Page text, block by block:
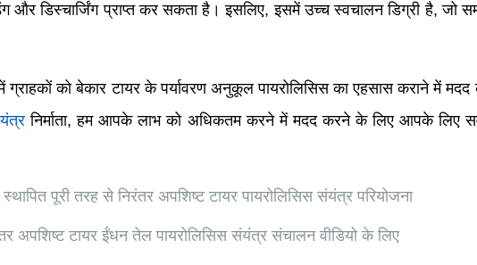
और डिस्चार्जिंग प्राप्त कर सकता है। इसलिए, इसमें उच्च स्वचालन डिग्री है, जो
को बेकार टायर के पर्यावरण अनुकूल पायरोलिसिस का एहसास कराने में
निर्माता, हम आपके लाभ को अधिकतम करने में मदद करने के लिए आपके लिए
स्थापित पूरी तरह से निरंतर अपशिष्ट टायर पायरोलिसिस संयंत्र परियोजना
अपशिष्ट टायर ईंधन तेल पायरोलिसिस संयंत्र संचालन वीडियो के लिए